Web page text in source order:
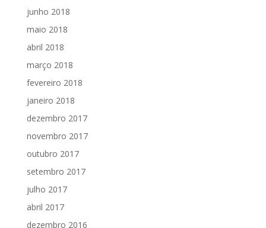
junho 2018
maio 2018
abril 2018
março 2018
fevereiro 2018
janeiro 2018
dezembro 2017
novembro 2017
outubro 2017
setembro 2017
julho 2017
abril 2017
dezembro 2016